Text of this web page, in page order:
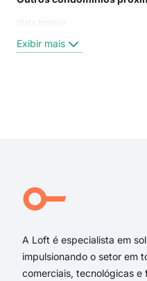
Vista Inglesa
Exibir mais
A Loft é especialista em
impulsionando o setor em
comerciais, tecnológicas